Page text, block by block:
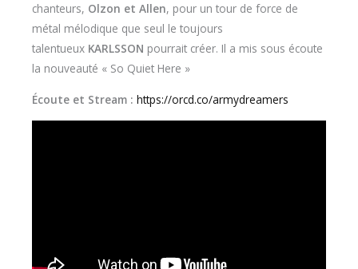
chanteurs, Olzon et Allen, pour un tour de force de
métal mélodique que seul le toujours
talentueux KARLSSON pourrait créer. Il a mis sous écoute
la nouveauté « So Quiet Here »
Écoute et Stream : https://orcd.co/armydreamers